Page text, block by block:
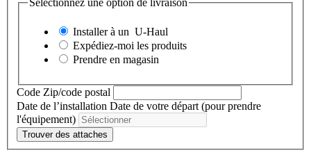
Sélectionnez une option de livraison
Installer à un U-Haul
Expédiez-moi les produits
Prendre en magasin
Code Zip/code postal
Date de l’installation Date de votre départ (pour prendre
l'équipement)
Trouver des attaches